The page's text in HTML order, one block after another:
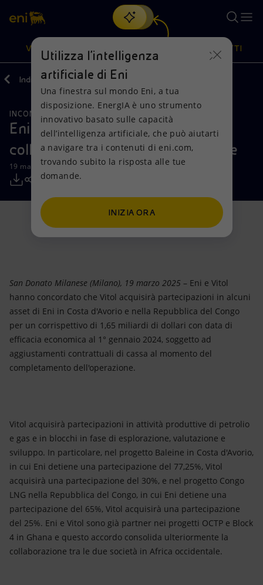
Cerca
scopri EnergIA, la nostra nuova soluzione di intelligenza
artificiale.
VISIONE
Visione
Mission e valori
Persone e Partnership
Net Zero
Modello satellitare
Innovazione
Scenari energetici
Azioni
Diversificazione energetica
Tecnologie per la transizione
Collaborazioni per l'innovazione
Attività nel mondo
PRODOTTI
Prodotti
Casa
Imprese
Mobilità
Indietro Media Comunicati Stampa
INCONTRI E ACCORDI
Eni e Vitol rafforzano la
collaborazione in Africa occidentale
19 marzo 2025 - 08:00 CET
San Donato Milanese (Milano), 19 marzo 2025 – Eni e Vitol
hanno concordato che Vitol acquisirà partecipazioni in alcuni
asset di Eni in Costa d'Avorio e nella Repubblica del Congo
per un corrispettivo di 1,65 miliardi di dollari con data di
efficacia economica al 1° gennaio 2024, soggetto ad
aggiustamenti contrattuali di cassa al momento del
completamento dell'operazione.
Vitol acquisirà partecipazioni in attività produttive di petrolio
e gas e in blocchi in fase di esplorazione, valutazione e
sviluppo. In particolare, nel progetto Baleine in Costa d'Avorio,
in cui Eni detiene una partecipazione del 77,25%, Vitol
acquisirà una partecipazione del 30%, e nel progetto Congo
LNG nella Repubblica del Congo, in cui Eni detiene una
partecipazione del 65%, Vitol acquisirà una partecipazione
del 25%. Eni e Vitol sono già partner nei progetti OCTP e Block
4 in Ghana e questo accordo consolida ulteriormente la
collaborazione tra le due società in Africa occidentale.
Utilizza l'intelligenza
artificiale di Eni
Una finestra sul mondo Eni, a tua
disposizione. EnergIA è uno strumento
innovativo basato sulle capacità
dell’intelligenza artificiale, che può aiutarti
a navigare tra i contenuti di eni.com,
trovando subito la risposta alle tue
domande.
INIZIA ORA